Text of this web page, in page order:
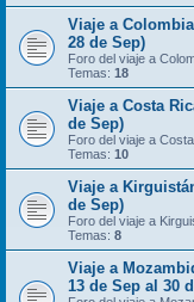
Viaje a
28 de Sep)
Foro del viaje a
Temas: 18
Viaje a Costa
de Sep)
Foro del viaje a
Temas: 10
Viaje a
de Sep)
Foro del viaje a
Temas: 8
Viaje a
13 de Sep al 30